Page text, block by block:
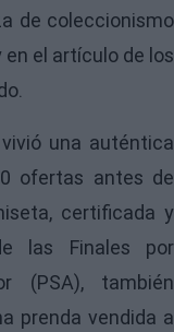
de coleccionismo
el artículo de los
una auténtica
ofertas antes de
certificada y
las Finales por
(PSA), también
prenda vendida a